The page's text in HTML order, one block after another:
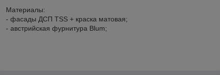
Материалы:
- фасады ДСП TSS + краска матовая;
- австрийская фурнитура Blum;